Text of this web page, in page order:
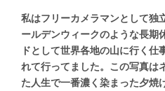
私はフリーカメラマンとして独
ールデンウィークのような長期
ドとして世界各地の山に行く仕
れて行ってました。この写真は
た人生で一番濃く染まった夕焼